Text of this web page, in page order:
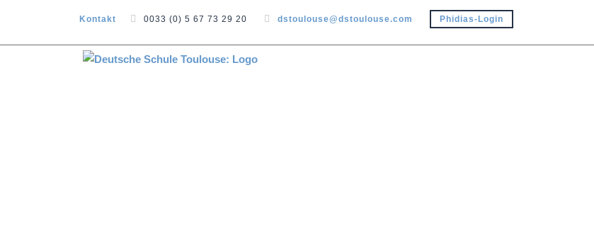
Kontakt 0033 (0) 5 67 73 29 20 dstoulouse@dstoulouse.com Phidias-Login